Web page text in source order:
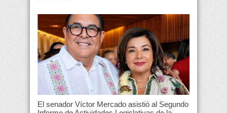
El senador Víctor Mercado asistió al Segundo